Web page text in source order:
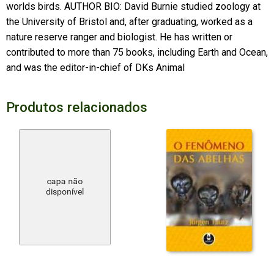
worlds birds. AUTHOR BIO: David Burnie studied zoology at
the University of Bristol and, after graduating, worked as a
nature reserve ranger and biologist. He has written or
contributed to more than 75 books, including Earth and Ocean,
and was the editor-in-chief of DKs Animal
Produtos relacionados